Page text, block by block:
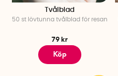
Tvålblad
50 st lövtunna tvålblad för resan
79 kr
Köp